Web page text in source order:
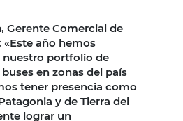
, Gerente Comercial de
año hemos
portfolio de
en zonas del país
tener presencia como
y de Tierra del
lograr un